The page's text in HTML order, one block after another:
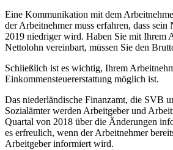
Eine Kommunikation mit dem
der Arbeitnehmer muss erfahren, dass sein
2019 niedriger wird. Haben Sie mit Ihrem
Nettolohn vereinbart, müssen Sie den
Schließlich ist es wichtig, Ihrem
Einkommensteuererstattung möglich ist.
Das niederländische Finanzamt, die SVB
Sozialämter werden Arbeitgeber und
Quartal von 2018 über die Änderungen
es erfreulich, wenn der Arbeitnehmer
Arbeitgeber informiert wird.